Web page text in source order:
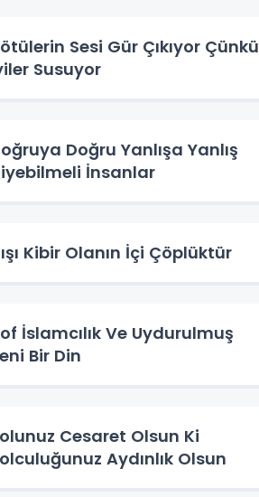
Sesi Gür Çıkıyor Çünkü
Susuyor
Doğru Yanlışa Yanlış
İnsanlar
Kibir Olanın İçi Çöplüktür
İslamcılık Ve Uydurulmuş
Bir Din
Cesaret Olsun Ki
Aydınlık Olsun